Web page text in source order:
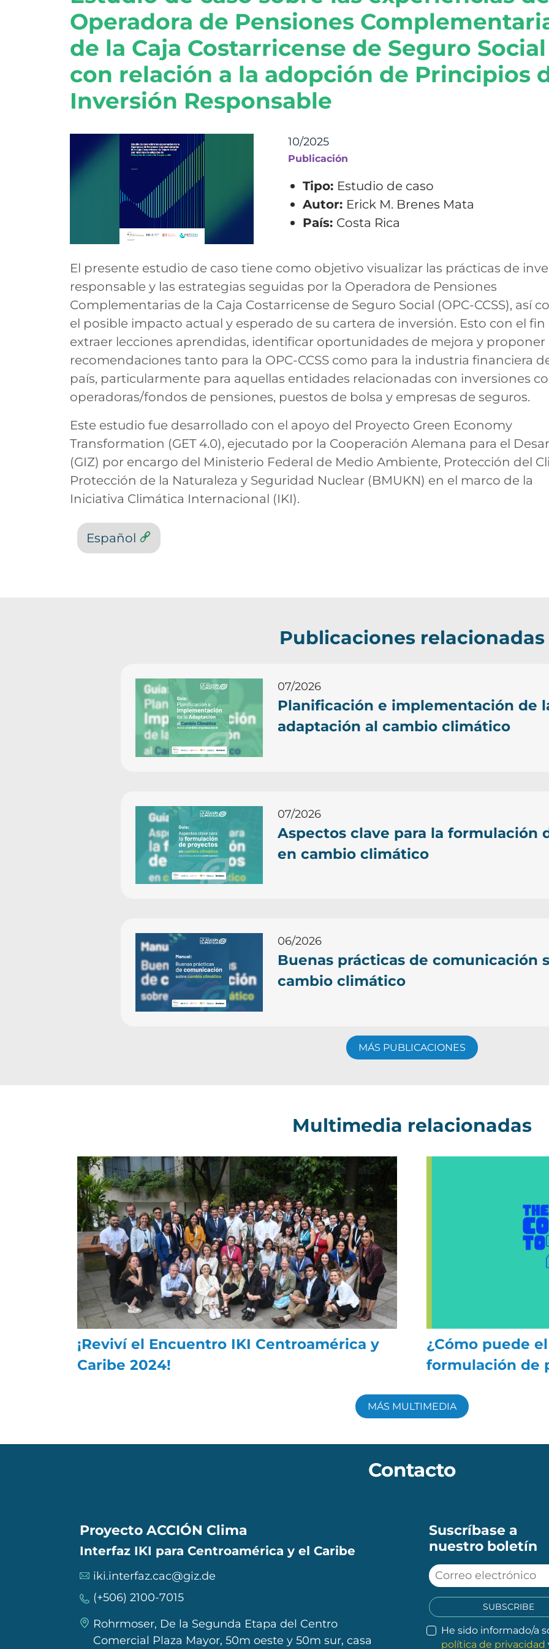
Operadora de Pensiones
de la Caja Costarricense de Seguro Social
con relación a la adopción de Principios
Inversión Responsable
10/2025
Publicación
Tipo: Estudio de caso
Autor: Erick M. Brenes Mata
País: Costa Rica
El presente estudio de caso tiene como objetivo visualizar las prácticas de
responsable y las estrategias seguidas por la Operadora de Pensiones
Complementarias de la Caja Costarricense de Seguro Social (OPC-CCSS), así
el posible impacto actual y esperado de su cartera de inversión. Esto con el fin
extraer lecciones aprendidas, identificar oportunidades de mejora y proponer
recomendaciones tanto para la OPC-CCSS como para la industria financiera
país, particularmente para aquellas entidades relacionadas con inversiones
operadoras/fondos de pensiones, puestos de bolsa y empresas de seguros.
Este estudio fue desarrollado con el apoyo del Proyecto Green Economy
Transformation (GET 4.0), ejecutado por la Cooperación Alemana para el
(GIZ) por encargo del Ministerio Federal de Medio Ambiente, Protección del
Protección de la Naturaleza y Seguridad Nuclear (BMUKN) en el marco de la
Iniciativa Climática Internacional (IKI).
Español
Publicaciones relacionadas
07/2026
Planificación e implementación de
adaptación al cambio climático
07/2026
Aspectos clave para la formulación
en cambio climático
06/2026
Buenas prácticas de comunicación
cambio climático
MÁS PUBLICACIONES
Multimedia relacionadas
¡Reviví el Encuentro IKI Centroamérica y
Caribe 2024!
¿Cómo puede
formulación de
MÁS MULTIMEDIA
Contacto
Proyecto ACCIÓN Clima
Interfaz IKI para Centroamérica y el Caribe
iki.interfaz.cac@giz.de
(+506) 2100-7015
Rohrmoser, De la Segunda Etapa del Centro
Comercial Plaza Mayor, 50m oeste y 50m sur, casa
Suscríbase a
nuestro boletín
SUBSCRIBE
He sido informado/a
política de privacidad